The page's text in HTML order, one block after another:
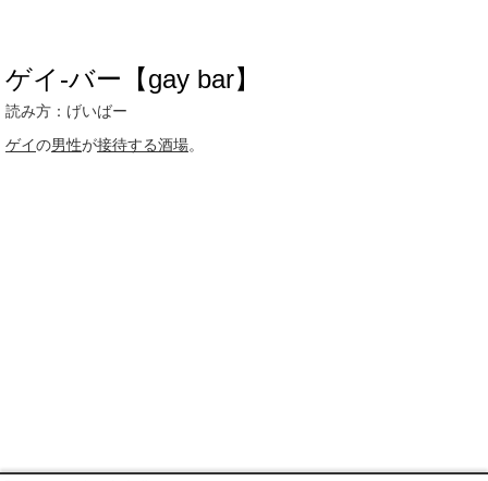
ゲイ‐バー【gay bar】
読み方：げいばー
ゲイの男性が接待する酒場。